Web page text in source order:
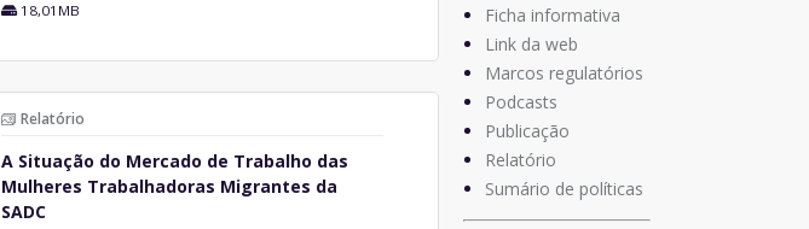
18,01MB
Relatório
A Situação do Mercado de Trabalho das
Mulheres Trabalhadoras Migrantes da
SADC
Ficha informativa
Link da web
Marcos regulatórios
Podcasts
Publicação
Relatório
Sumário de políticas